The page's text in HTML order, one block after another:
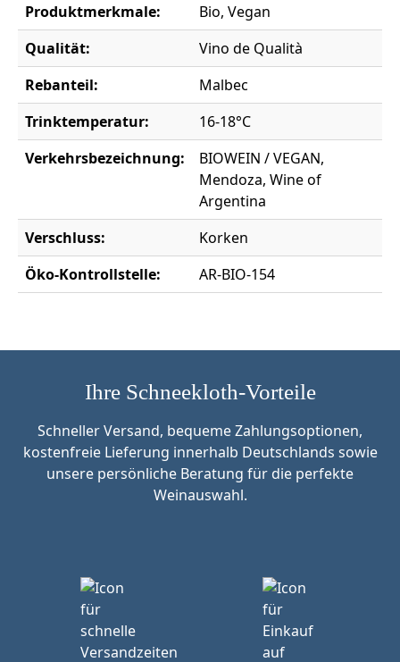
Produktmerkmale:
Bio, Vegan
Qualität:
Vino de Qualità
Rebanteil:
Malbec
Trinktemperatur:
16-18°C
Verkehrsbezeichnung:
BIOWEIN / VEGAN,
Mendoza, Wine of
Argentina
Verschluss:
Korken
Öko-Kontrollstelle:
AR-BIO-154
Ihre Schneekloth-Vorteile
Schneller Versand, bequeme Zahlungsoptionen,
kostenfreie Lieferung innerhalb Deutschlands sowie
unsere persönliche Beratung für die perfekte
Weinauswahl.